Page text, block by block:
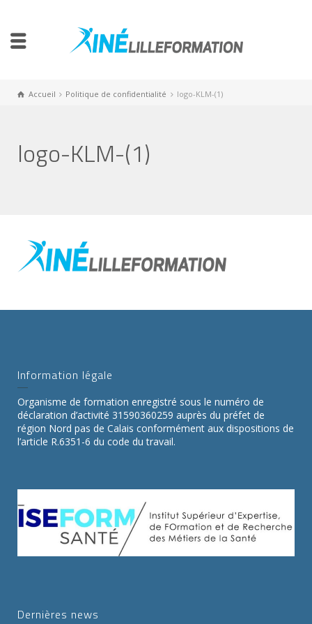
Accueil Politique de confidentialité logo-KLM-(1)
logo-KLM-(1)
Information légale
Organisme de formation enregistré sous le numéro de
déclaration d’activité 31590360259 auprès du préfet de
région Nord pas de Calais conformément aux dispositions de
l’article R.6351-6 du code du travail.
Dernières news